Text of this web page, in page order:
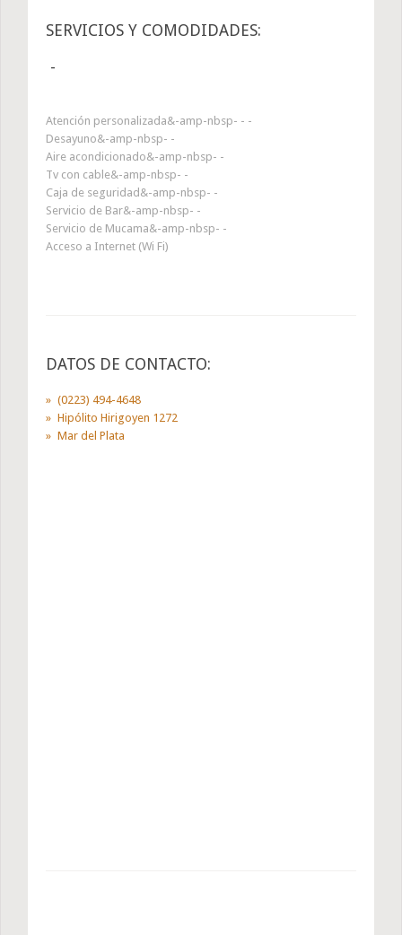
SERVICIOS Y COMODIDADES:
-
Atención personalizada&-amp-nbsp- - -
Desayuno&-amp-nbsp- -
Aire acondicionado&-amp-nbsp- -
Tv con cable&-amp-nbsp- -
Caja de seguridad&-amp-nbsp- -
Servicio de Bar&-amp-nbsp- -
Servicio de Mucama&-amp-nbsp- -
Acceso a Internet (Wi Fi)
DATOS DE CONTACTO:
(0223) 494-4648
Hipólito Hirigoyen 1272
Mar del Plata